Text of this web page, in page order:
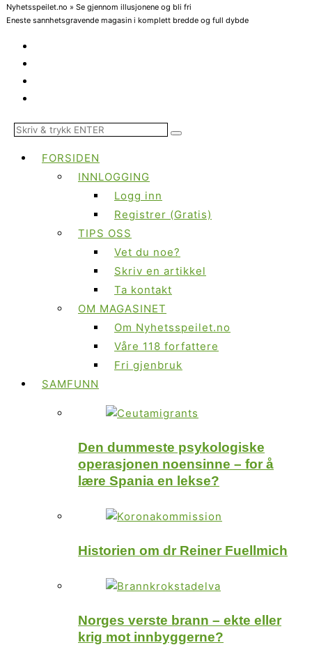
Nyhetsspeilet.no » Se gjennom illusjonene og bli fri
Eneste sannhetsgravende magasin i komplett bredde og full dybde
FORSIDEN
INNLOGGING
Logg inn
Registrer (Gratis)
TIPS OSS
Vet du noe?
Skriv en artikkel
Ta kontakt
OM MAGASINET
Om Nyhetsspeilet.no
Våre 118 forfattere
Fri gjenbruk
SAMFUNN
Den dummeste psykologiske
operasjonen noensinne – for å
lære Spania en lekse?
Historien om dr Reiner Fuellmich
Norges verste brann – ekte eller
krig mot innbyggerne?